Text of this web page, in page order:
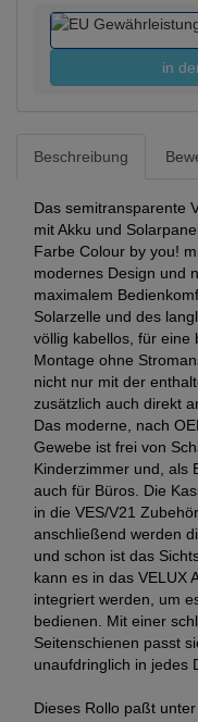
in
Beschreibung
Das semitransparente
mit Akku und
Farbe Colour by you!
modernes Design und
maximalem
Solarzelle und des
völlig kabellos, für eine
Montage ohne
nicht nur mit der
zusätzlich auch direkt
Das moderne, nach
Gewebe ist frei von
Kinderzimmer und, als
auch für Büros. Die
in die VES/V21
anschließend werden
und schon ist das
kann es in das VELUX
integriert werden, um
bedienen. Mit einer
Seitenschienen passt
unaufdringlich in jedes
Dieses Rollo paßt